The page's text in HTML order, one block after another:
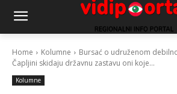
Home Kolumne
Bursać o udruženom
Čapljini skidaju državnu zastavu oni koje...
Kolumne